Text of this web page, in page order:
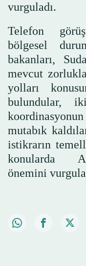
vurguladı.
Telefon
bölgesel
bakanları,
mevcut
yolları
bulundular,
mutabık
istikrarın
konularda
önemini